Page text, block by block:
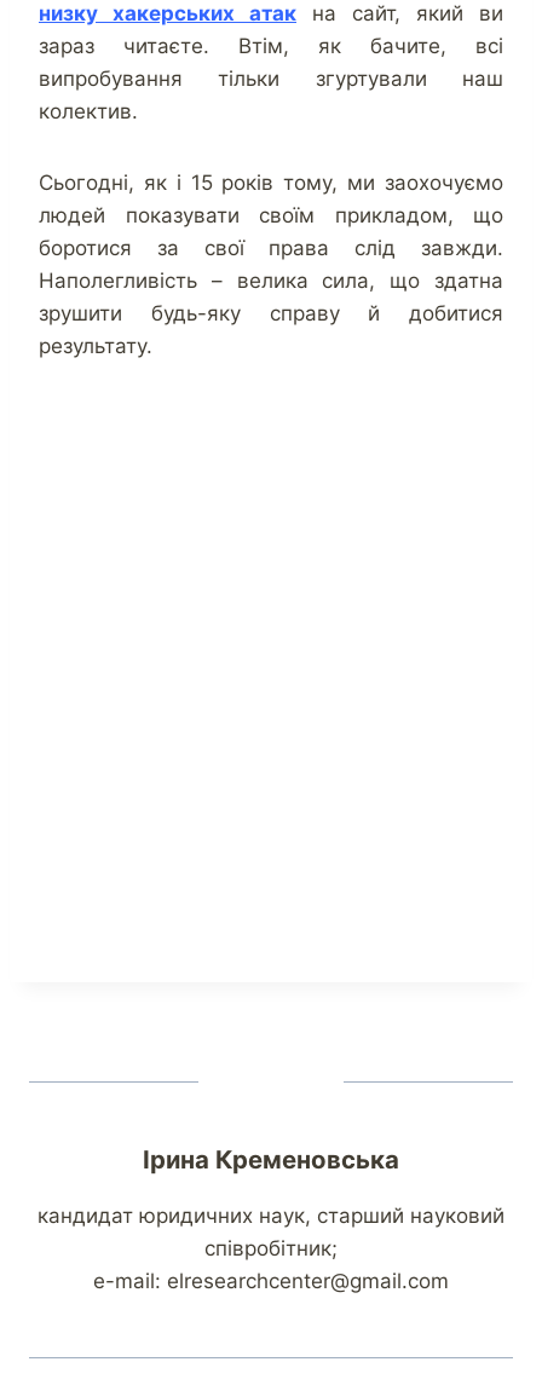
низку хакерських атак на сайт, який ви
зараз читаєте. Втім, як бачите, всі
випробування тільки згуртували наш
колектив.
Сьогодні, як і 15 років тому, ми заохочуємо
людей показувати своїм прикладом, що
боротися за свої права слід завжди.
Наполегливість – велика сила, що здатна
зрушити будь-яку справу й добитися
результату.
Ірина Кременовська
кандидат юридичних наук, старший науковий
співробітник;
e-mail: elresearchcenter@gmail.com